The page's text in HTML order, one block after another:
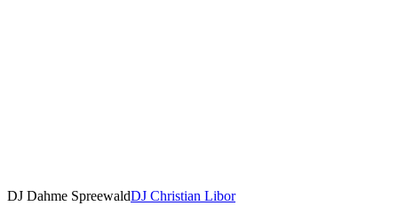
DJ Dahme SpreewaldDJ Christian Libor